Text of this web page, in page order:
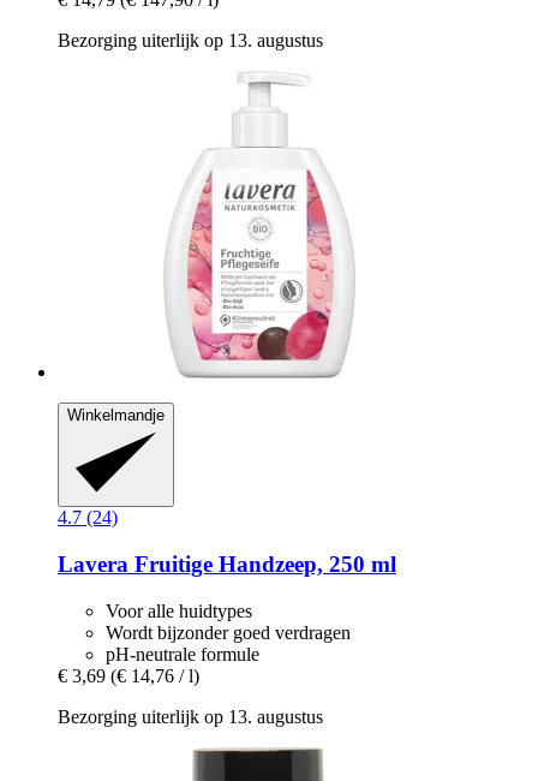
Bezorging uiterlijk op 13. augustus
Winkelmandje
4.7 (24)
Lavera Fruitige Handzeep, 250 ml
Voor alle huidtypes
Wordt bijzonder goed verdragen
pH-neutrale formule
€ 3,69 (€ 14,76 / l)
Bezorging uiterlijk op 13. augustus